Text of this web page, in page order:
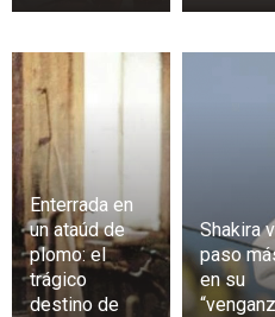
Enterrada en
un ataúd de
plomo: el
trágico
destino de
Shakira
paso
en su